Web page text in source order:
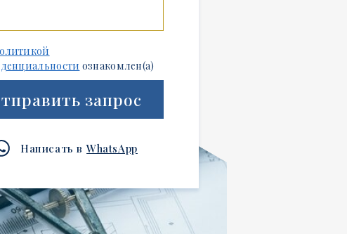
ознакомлен(а)
запрос
Написать в WhatsApp